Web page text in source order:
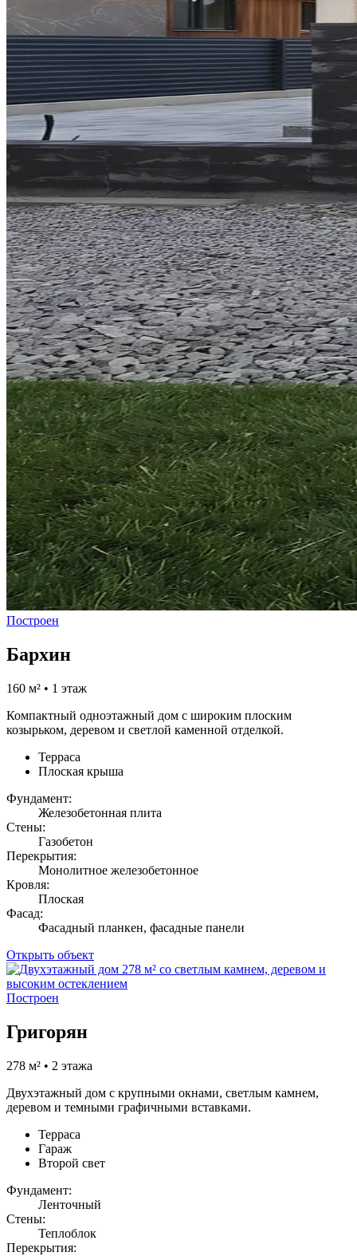
Построен
Бархин
160 м² • 1 этаж
Компактный одноэтажный дом с широким плоским
козырьком, деревом и светлой каменной отделкой.
Терраса
Плоская крыша
Фундамент:
Железобетонная плита
Стены:
Газобетон
Перекрытия:
Монолитное железобетонное
Кровля:
Плоская
Фасад:
Фасадный планкен, фасадные панели
Открыть объект
Построен
Григорян
278 м² • 2 этажа
Двухэтажный дом с крупными окнами, светлым камнем,
деревом и темными графичными вставками.
Терраса
Гараж
Второй свет
Фундамент:
Ленточный
Стены:
Теплоблок
Перекрытия: